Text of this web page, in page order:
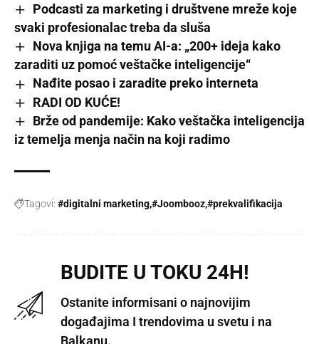
Podcasti za marketing i društvene mreže koje
svaki profesionalac treba da sluša
Nova knjiga na temu AI-a: „200+ ideja kako
zaraditi uz pomoć veštačke inteligencije“
Nađite posao i zaradite preko interneta
RADI OD KUĆE!
Brže od pandemije: Kako veštačka inteligencija
iz temelja menja način na koji radimo
Tagovi: #digitalni marketing#Joombooz#prekvalifikacija
BUDITE U TOKU 24H!
Ostanite informisani o najnovijim
događajima I trendovima u svetu i na
Balkanu.